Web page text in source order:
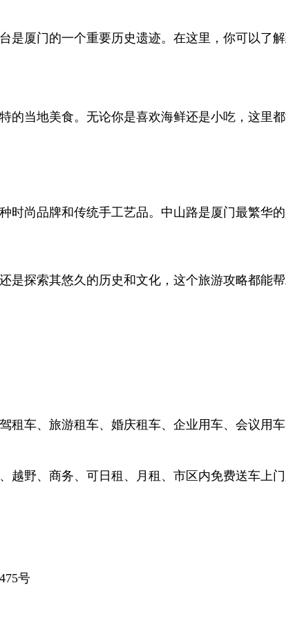
是厦门的一个重要历史遗迹。在这里，你可以了
的当地美食。无论你是喜欢海鲜还是小吃，这
时尚品牌和传统手工艺品。中山路是厦门最繁华
是探索其悠久的历史和文化，这个旅游攻略都能
租车、旅游租车、婚庆租车、企业用车、会议用
越野、商务、可日租、月租、市区内免费送车上
号